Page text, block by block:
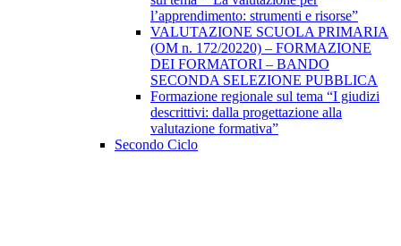
l’apprendimento: strumenti e risorse”
VALUTAZIONE SCUOLA PRIMARIA
(OM n. 172/20220) – FORMAZIONE
DEI FORMATORI – BANDO
SECONDA SELEZIONE PUBBLICA
Formazione regionale sul tema “I giudizi
descrittivi: dalla progettazione alla
valutazione formativa”
Secondo Ciclo